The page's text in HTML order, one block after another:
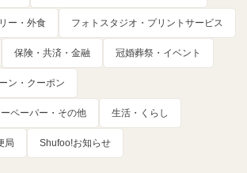
ー・外食 フォトスタジオ・プリントサービス
保険・共済・金融 冠婚葬祭・イベント
ン・クーポン
ペーパー・その他 生活・くらし
局 Shufoo!お知らせ